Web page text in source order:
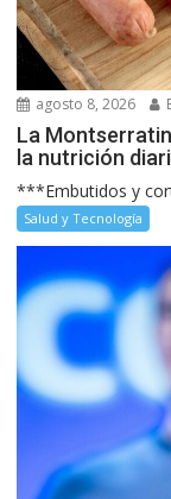
agosto 8, 2026
La
la nutrición
***Embutidos y
Salud y Tecnología